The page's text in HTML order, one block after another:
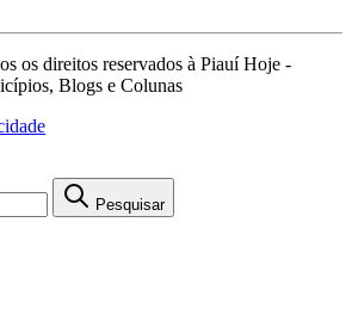
os direitos reservados à Piauí Hoje -
Blogs e Colunas
Pesquisar